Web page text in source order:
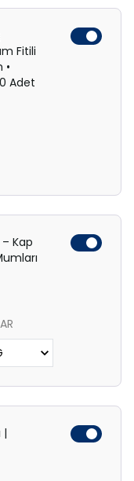
Fitili
•
Adet
Kap
|